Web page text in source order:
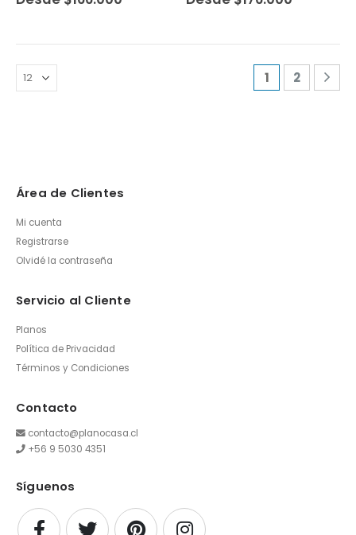
1 2
Área de Clientes
Mi cuenta
Registrarse
Olvidé la contraseña
Servicio al Cliente
Planos
Política de Privacidad
Términos y Condiciones
Contacto
contacto@planocasa.cl
+56 9 5030 4351
Síguenos